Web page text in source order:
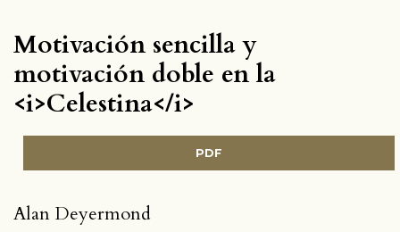
Motivación sencilla y
motivación doble en la
<i>Celestina</i>
PDF
Alan Deyermond